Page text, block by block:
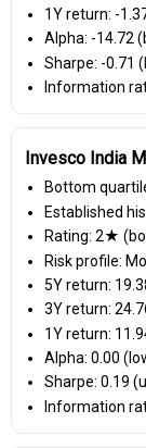
1Y return: -
Alpha: -14.72
Sharpe: -0.71
Information
Invesco India
Bottom
Established
Rating: 2★
Risk profile:
5Y return:
3Y return:
1Y return:
Alpha: 0.00
Sharpe: 0.19
Information